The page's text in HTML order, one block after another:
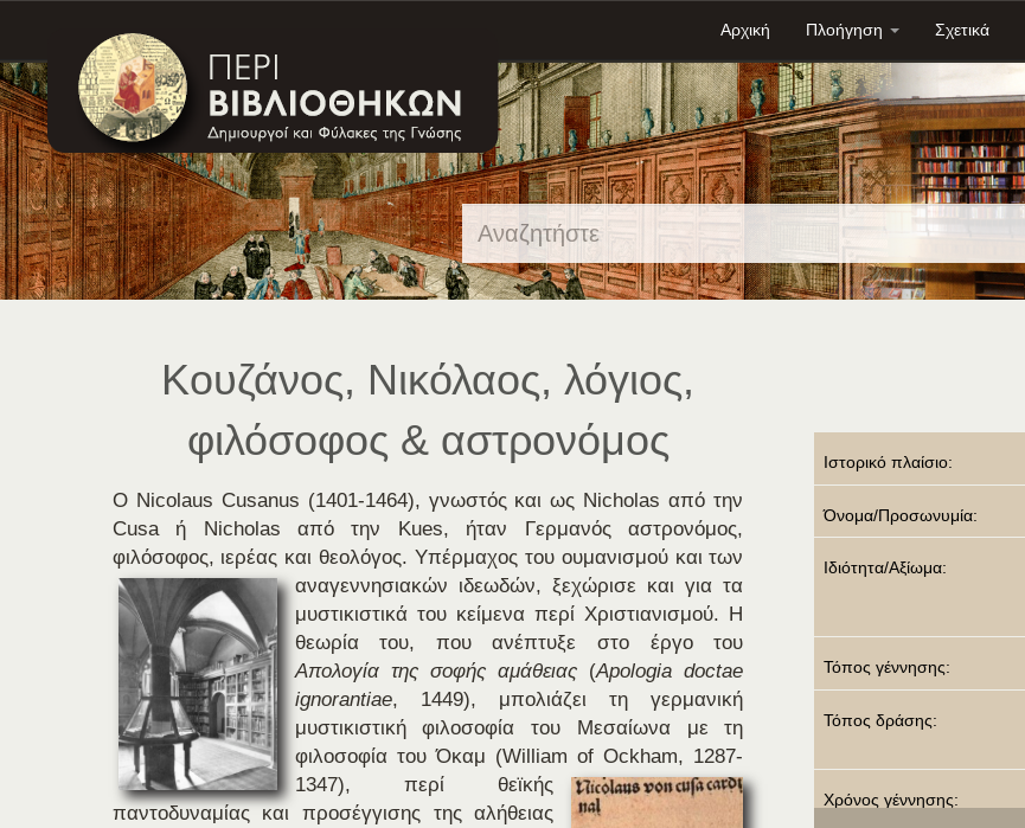
Skip
navigation
Αρχική Πλοήγηση Σχετικά
Κουζάνος, Νικόλαος, λόγιος,
φιλόσοφος & αστρονόμος
Ο Nicolaus Cusanus (1401-1464), γνωστός και ως Nicholas από την
Cusa ή Nicholas από την Kues, ήταν Γερμανός αστρονόμος,
φιλόσοφος, ιερέας και θεολόγος. Yπέρμαχος του ουμανισμού και των
αναγεννησιακών ιδεωδών, ξεχώρισε και για τα
μυστικιστικά του κείμενα περί Χριστιανισμού. Η
θεωρία του, που ανέπτυξε στο έργο του
Απολογία της σοφής αμάθειας (Apologia doctae
ignorantiae, 1449), μπολιάζει τη γερμανική
μυστικιστική φιλοσοφία του Μεσαίωνα με τη
φιλοσοφία του Όκαμ (William of Ockham, 1287-
1347), περί θεϊκής
παντοδυναμίας και προσέγγισης της αλήθειας
Ιστορικό πλαίσιο:
Όνομα/Προσωνυμία:
Ιδιότητα/Αξίωμα:
Τόπος γέννησης:
Τόπος δράσης:
Χρόνος γέννησης: